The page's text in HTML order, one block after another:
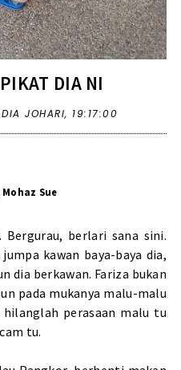
DIA NI
JOHARI, 19:17:00
Sue
Bergurau, berlari sana sini.
kawan baya-baya dia,
dia berkawan. Fariza bukan
pada mukanya malu-malu
perasaan malu tu
tu.